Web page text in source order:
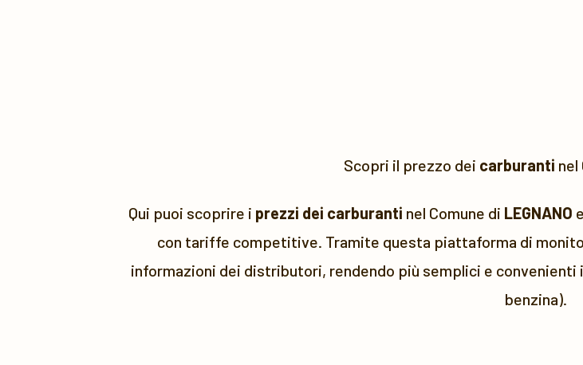
Scopri il prezzo dei carburanti nel
Qui puoi scoprire i prezzi dei carburanti nel Comune di LEGNANO
con tariffe competitive. Tramite questa piattaforma di
informazioni dei distributori, rendendo più semplici e
benzina).